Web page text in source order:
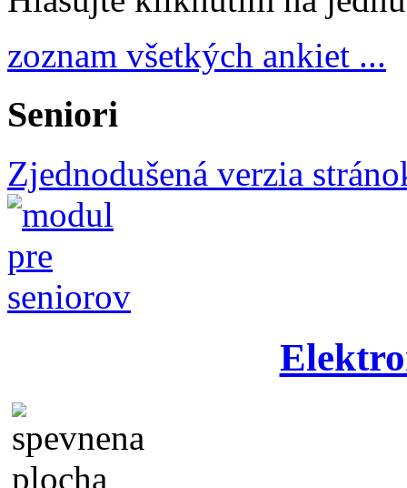
zoznam všetkých ankiet ...
Seniori
Zjednodušená verzia